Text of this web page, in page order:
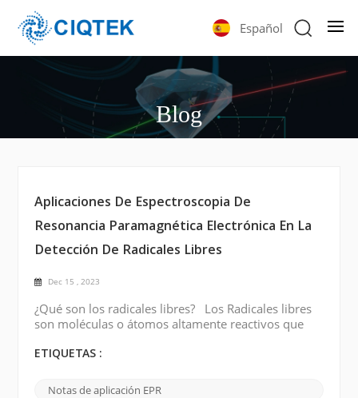
Español
Blog
Aplicaciones De Espectroscopia De
Resonancia Paramagnética Electrónica En La
Detección De Radicales Libres
Dec 15 , 2023
¿Qué son los radicales libres? Los Radicales libres
son moléculas o átomos altamente reactivos que
químicos y biológicos. Comprender su
para estudiar su implicación en la progresión de
ETIQUETAS :
Notas de aplicación EPR